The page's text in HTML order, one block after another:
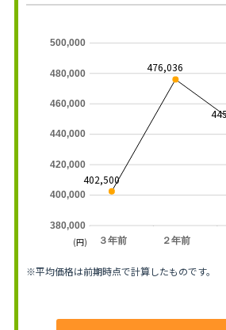
３年前 ２年前
380,000
400,000
420,000
440,000
460,000
480,000
500,000
402,500
476,036
(円)
※平均価格は前期時点で計算したものです。